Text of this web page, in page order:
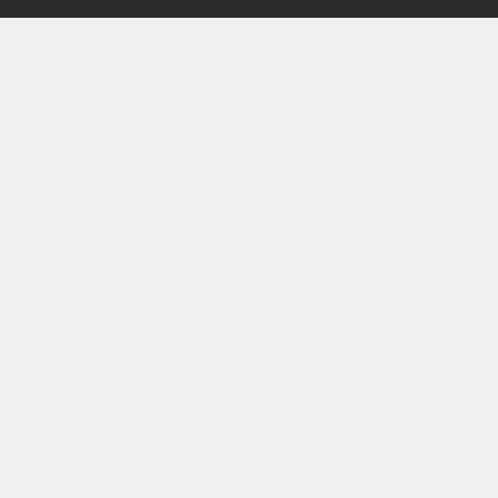
Куртки (60)